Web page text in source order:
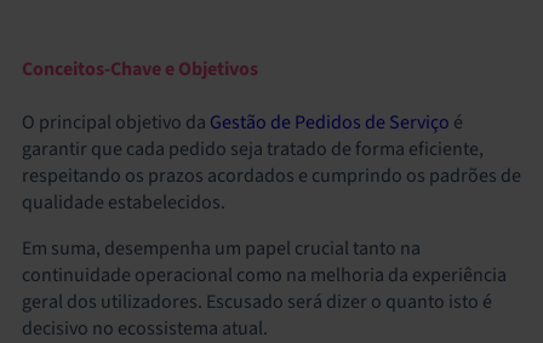
Conceitos-Chave e Objetivos
O principal objetivo da Gestão de Pedidos de Serviço é
garantir que cada pedido seja tratado de forma eficiente,
respeitando os prazos acordados e cumprindo os padrões de
qualidade estabelecidos.
Em suma, desempenha um papel crucial tanto na
continuidade operacional como na melhoria da experiência
geral dos utilizadores. Escusado será dizer o quanto isto é
decisivo no ecossistema atual.